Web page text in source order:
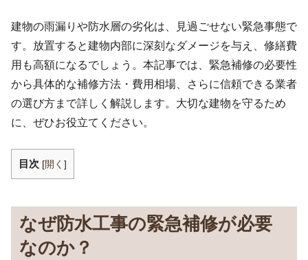
建物の雨漏りや防水層の劣化は、見過ごせない緊急事態で
す。放置すると建物内部に深刻なダメージを与え、修繕費
用も高額になるでしょう。本記事では、緊急補修の必要性
から具体的な補修方法・費用相場、さらに信頼できる業者
の選び方まで詳しく解説します。大切な建物を守るため
に、ぜひお役立てください。
目次 [開く ]
なぜ防水工事の緊急補修が必要
なのか？